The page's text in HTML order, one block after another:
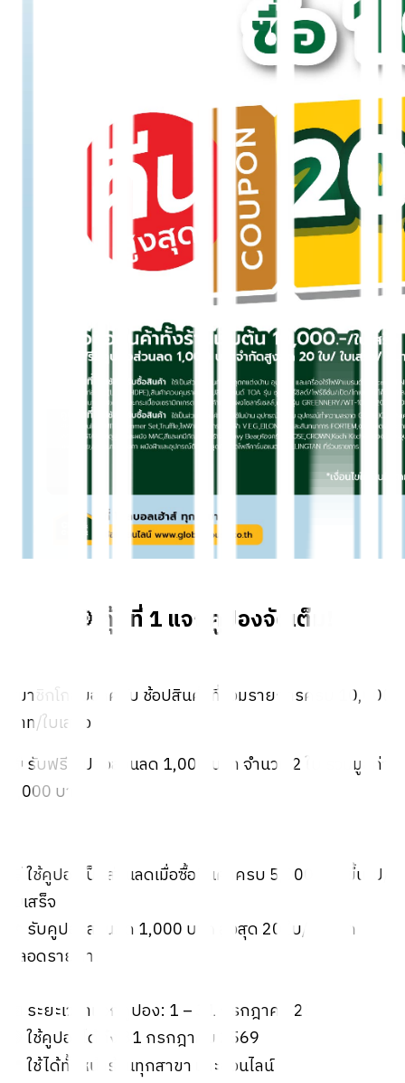
🎯 คุ้มที่ 1 แจกคูปองจัดเต็ม!
สมาชิกโกลบอลคลับ ช้อปสินค้าที่ร่วมรายการครบ 10,000
บาท/ใบเสร็จ
🎁 รับฟรี คูปองส่วนลด 1,000 บาท จำนวน 2 ใบ รวมมูลค่า
2,000 บาท
🛒 ใช้คูปองเป็นส่วนลดเมื่อซื้อสินค้าครบ 5,000 บาทขึ้นไป/
ใบเสร็จ
📌 รับคูปองส่วนลด 1,000 บาท สูงสุด 20 ใบ/สมาชิก
ตลอดรายการ
📅 ระยะเวลาแจกคูปอง: 1 – 31 กรกฎาคม 2569
🟢 ใช้คูปองได้ถึง 31 กรกฎาคม 2569
📍 ใช้ได้ทั้งหน้าร้านทุกสาขา และออนไลน์